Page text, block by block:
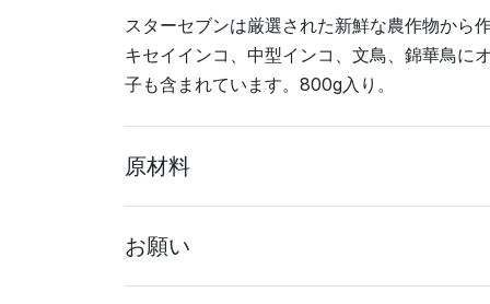
スターセブンは厳選された新鮮な農作物から
キセイインコ、中型インコ、文鳥、錦華鳥に
子も含まれています。800g入り。
原材料
お願い